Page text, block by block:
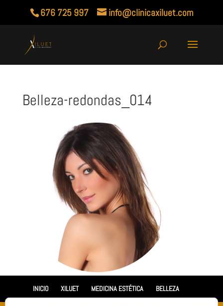
676 725 997 info@clinicaxiluet.com
Belleza-redondas_014
INICIO XILUET MEDICINA ESTÉTICA BELLEZA